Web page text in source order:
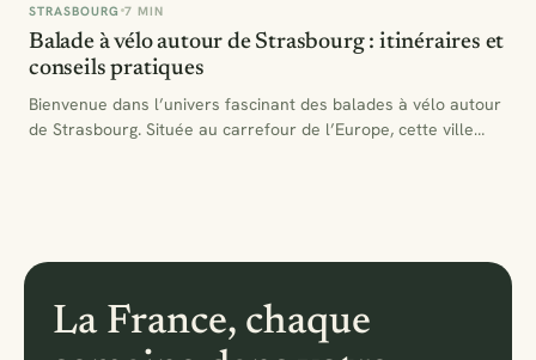
STRASBOURG 7 MIN
Balade à vélo autour de Strasbourg : itinéraires et
conseils pratiques
Bienvenue dans l’univers fascinant des balades à vélo autour
de Strasbourg. Située au carrefour de l’Europe, cette ville…
La France, chaque